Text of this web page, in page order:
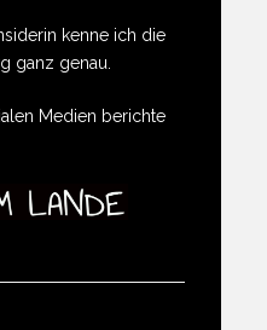
kenne ich die
ganz genau.
Medien berichte